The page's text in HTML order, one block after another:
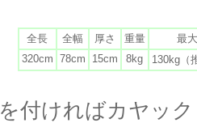
全長 全幅 厚さ 重量
最
320cm 78cm 15cm 8kg 130kg（
を付ければカヤッ